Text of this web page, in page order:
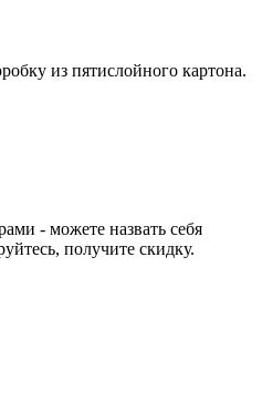
из пятислойного картона.
- можете назвать себя
получите скидку.